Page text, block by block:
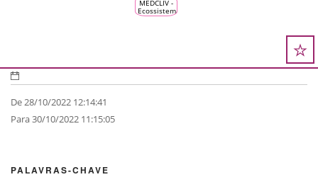
MEDCLIV -
Ecossistema
Climático
De 28/10/2022 12:14:41
Para 30/10/2022 11:15:05
PALAVRAS-CHAVE